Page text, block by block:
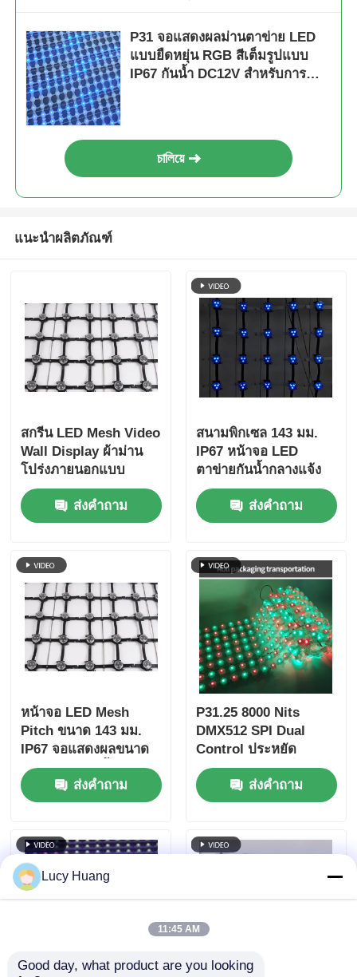
P31 จอแสดงผลม่านตาข่าย LED
แบบยืดหยุ่น RGB สีเต็มรูปแบบ
IP67 กันน้ำ DC12V สำหรับการ
চালিয়ে
แนะนำผลิตภัณฑ์
สกรีน LED Mesh Video
Wall Display ผ้าม่าน
โปร่งภายนอกแบบ
ยืดหยุ่น ป้ายโฆษณาสําห
รับตึก
ส่งคำถาม
สนามพิกเซล 143 มม.
IP67 หน้าจอ LED
ตาข่ายกันน้ำกลางแจ้ง
จอแสดงผลโปร่งใส
สำหรับโครงการท่อง
เที่ยวเชิงวัฒนธรรม
ส่งคำถาม
หน้าจอ LED Mesh
Pitch ขนาด 143 มม.
IP67 จอแสดงผลขนาด
ใหญ่กลางแจ้งน้ำหนัก
เบาเป็นพิเศษสำหรับ
โครงการสร้างสรรค์ภูมิ
ส่งคำถาม
P31.25 8000 Nits
DMX512 SPI Dual
Control ประหยัด
พลังงานพลังงานต่ํา
ส่งคำถาม
Lucy Huang
11:45 AM
Good day, what product are you looking